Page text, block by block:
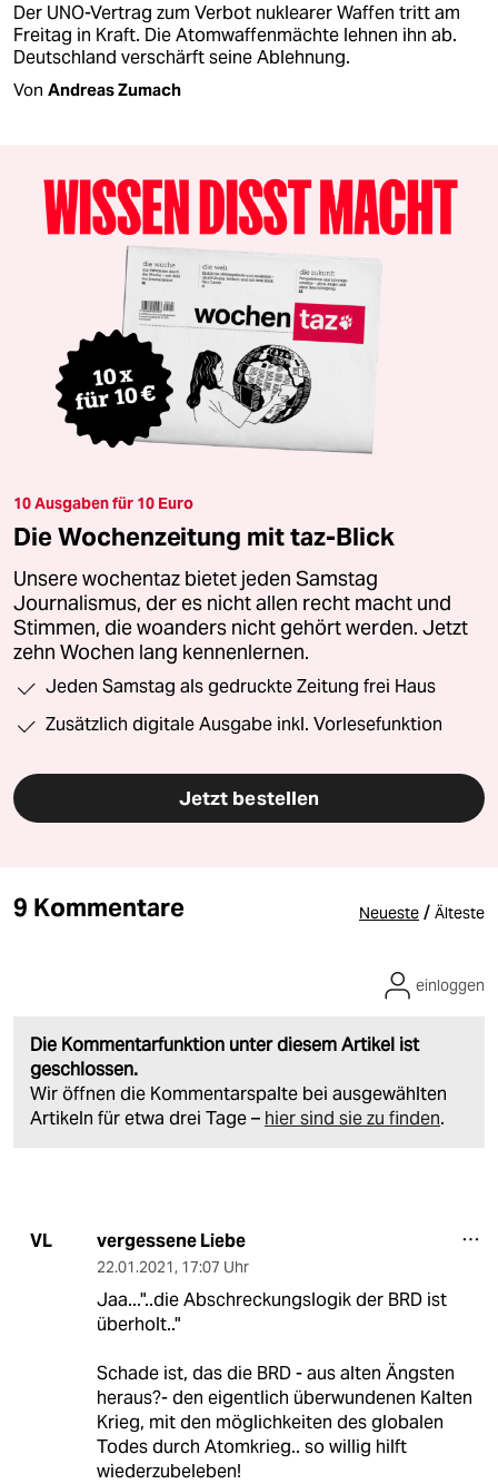
Der UNO-Vertrag zum Verbot nuklearer Waffen tritt am
Freitag in Kraft. Die Atomwaffenmächte lehnen ihn ab.
Deutschland verschärft seine Ablehnung.
Von Andreas Zumach
10 Ausgaben für 10 Euro
Die Wochenzeitung mit taz-Blick
Unsere wochentaz bietet jeden Samstag
Journalismus, der es nicht allen recht macht und
Stimmen, die woanders nicht gehört werden. Jetzt
zehn Wochen lang kennenlernen.
Jeden Samstag als gedruckte Zeitung frei Haus
Zusätzlich digitale Ausgabe inkl. Vorlesefunktion
Jetzt bestellen
9 Kommentare Neueste / Älteste
Die Kommentarfunktion unter diesem Artikel ist
geschlossen.
Wir öffnen die Kommentarspalte bei ausgewählten
Artikeln für etwa drei Tage – hier sind sie zu finden.
einloggen
VL vergessene Liebe
22.01.2021, 17:07 Uhr
Jaa..."..die Abschreckungslogik der BRD ist
überholt.."
Schade ist, das die BRD - aus alten Ängsten
heraus?- den eigentlich überwundenen Kalten
Krieg, mit den möglichkeiten des globalen
Todes durch Atomkrieg.. so willig hilft
wiederzubeleben!